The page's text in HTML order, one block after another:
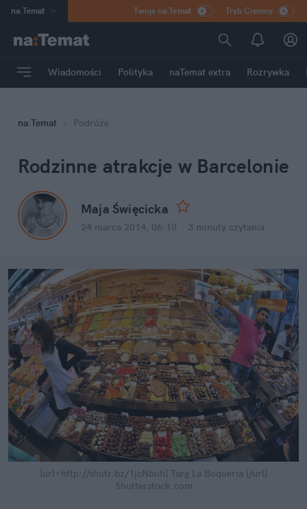
na:Temat
Poland
mama
Rozrywka
Twoje na:Temat Tryb Ciemny
Wiadomości Polityka naTemat extra Rozrywka
na:Temat Podróże
Rodzinne atrakcje w Barcelonie
Maja Święcicka
24 marca 2014, 06:10 3 minuty czytania
[url=http://shutr.bz/1jcNbuh] Targ La Boqueria [/url]
Shutterstock.com